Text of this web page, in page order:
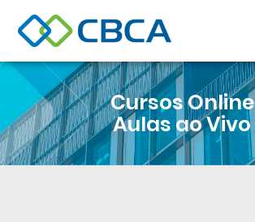
Cursos Online
Aulas ao Vivo